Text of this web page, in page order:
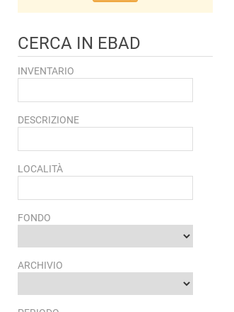
CERCA IN EBAD
INVENTARIO
DESCRIZIONE
LOCALITÀ
FONDO
ARCHIVIO